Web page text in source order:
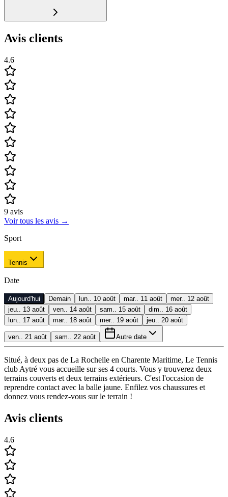
Avis clients
4.6
9 avis
Voir tous les avis →
Sport
Tennis
Date
Aujourd'hui Demain lun.. 10 août mar.. 11 août
mer.. 12 août
jeu.. 13 août
ven.. 14 août sam.. 15 août
dim.. 16 août
lun.. 17 août
mar.. 18 août mer.. 19 août jeu.. 20 août
ven.. 21 août sam.. 22 août Autre date
Situé, à deux pas de La Rochelle en Charente Maritime, Le Tennis
club Aytré vous accueille sur ses 4 courts. Vous y trouverez deux
terrains couverts et deux terrains extérieurs. C'est l'occasion de
reprendre contact avec la balle jaune. Enfilez vos chaussures et
donnez vous rendez-vous sur le terrain !
Avis clients
4.6